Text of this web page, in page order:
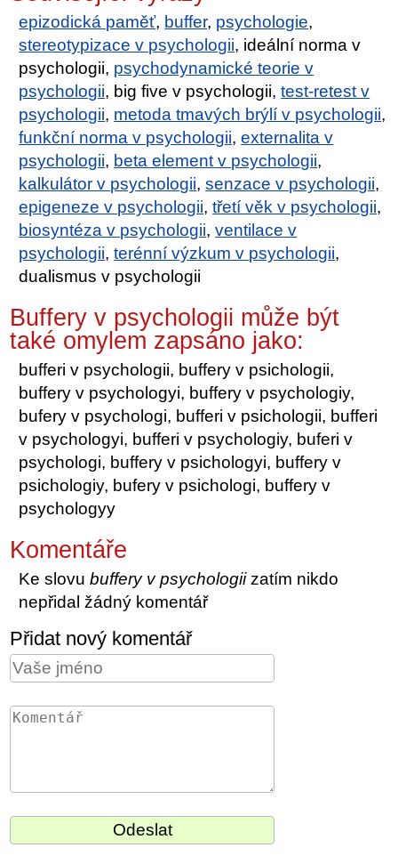
epizodická paměť, buffer, psychologie,
stereotypizace v psychologii, ideální norma v
psychologii, psychodynamické teorie v
psychologii, big five v psychologii,test-retest v
psychologii, metoda tmavých brýlí v psychologii,
funkční norma v psychologii,externalita v
psychologii, beta element v psychologii,
kalkulátor v psychologii,senzace v psychologii,
epigeneze v psychologii,třetí věk v psychologii,
biosyntéza v psychologii,ventilace v
psychologii,terénní výzkum v psychologii,
dualismus v psychologii
Buffery v psychologii může být
také omylem zapsáno jako:
bufferi v psychologii, buffery v psichologii,
buffery v psychologyi, buffery v psychologiy,
bufery v psychologi, bufferi v psichologii, bufferi
v psychologyi, bufferi v psychologiy, buferi v
psychologi, buffery v psichologyi, buffery v
psichologiy, bufery v psichologi, buffery v
psychologyy
Komentáře
Ke slovubuffery v psychologiizatím nikdo
nepřidal žádný komentář
Přidat nový komentář